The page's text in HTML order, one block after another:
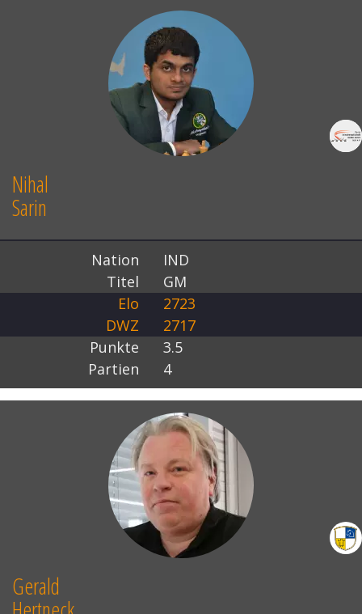
Nihal
Sarin
Nation
IND
Titel
GM
Elo
2723
DWZ
2717
Punkte
3.5
Partien
4
Gerald